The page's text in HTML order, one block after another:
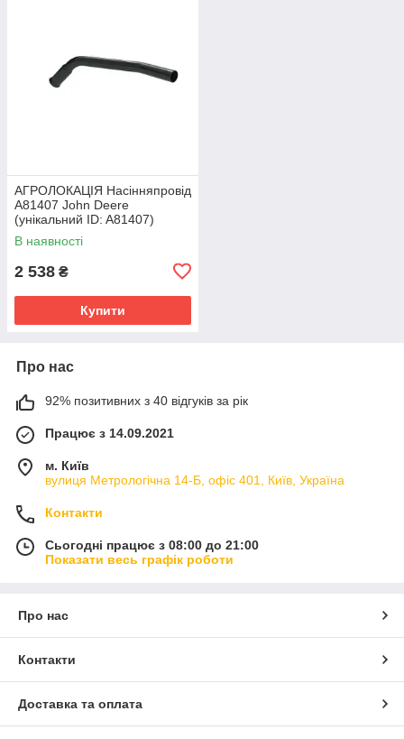
АГРОЛОКАЦІЯ Насінняпровід
A81407 John Deere
(унікальний ID: A81407)
В наявності
2 538 ₴
Купити
Про нас
92% позитивних з 40 відгуків за рік
Працює з 14.09.2021
м. Київ
вулиця Метрологічна 14-Б, офіс 401, Київ, Україна
Контакти
Сьогодні працює з 08:00 до 21:00
Показати весь графік роботи
Про нас
Контакти
Доставка та оплата